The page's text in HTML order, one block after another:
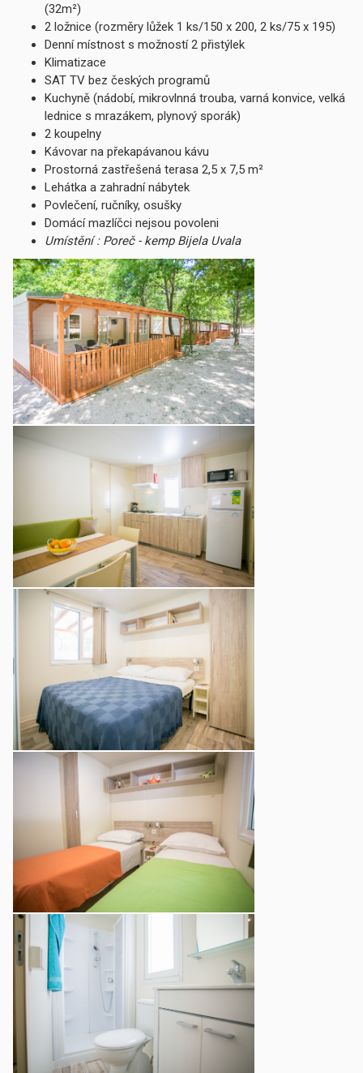
(32m²)
2 ložnice (rozměry lůžek 1 ks/150 x 200, 2 ks/75 x 195)
Denní místnost s možností 2 přistýlek
Klimatizace
SAT TV bez českých programů
Kuchyně (nádobí, mikrovlnná trouba, varná konvice, velká
lednice s mrazákem, plynový sporák)
2 koupelny
Kávovar na překapávanou kávu
Prostorná zastřešená terasa 2,5 x 7,5 m²
Lehátka a zahradní nábytek
Povlečení, ručníky, osušky
Domácí mazlíčci nejsou povoleni
Umístění : Poreč - kemp Bijela Uvala